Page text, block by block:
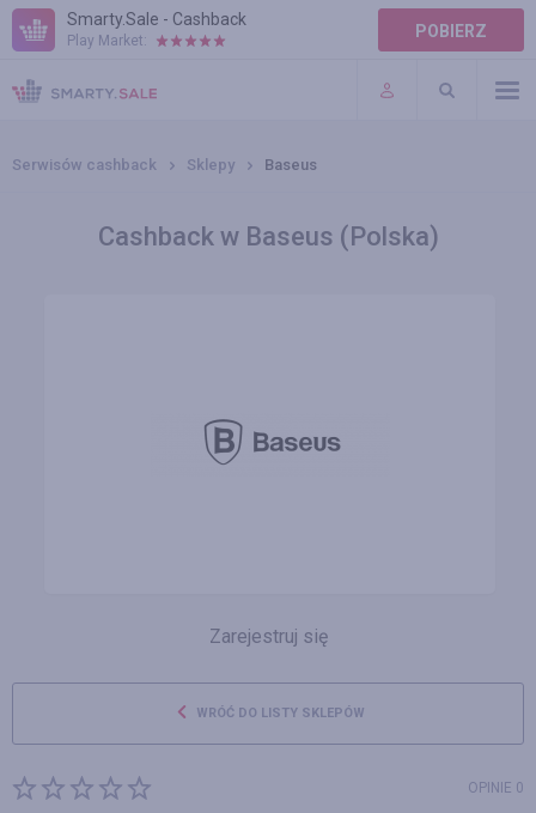
Smarty.Sale - Cashback
Play Market: POBIERZ
POMOC
WARUNKI
Serwisów cashback Sklepy Baseus
Cashback w Baseus (Polska)
Zarejestruj się
WRÓĆ DO LISTY SKLEPÓW
OPINIE 0